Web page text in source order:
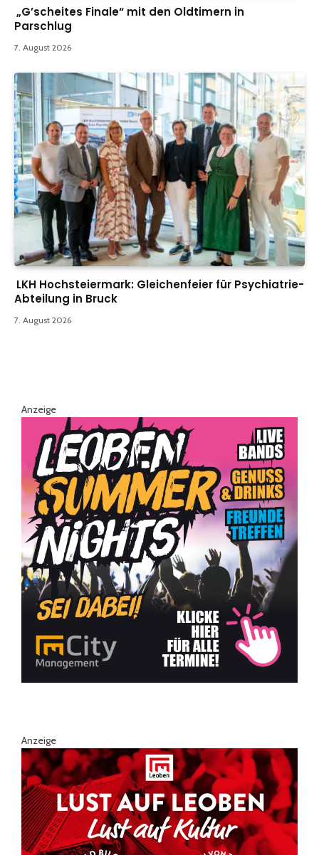
„G’scheites Finale“ mit den Oldtimern in
Parschlug
7. August 2026
LKH Hochsteiermark: Gleichenfeier für Psychiatrie-
Abteilung in Bruck
7. August 2026
Anzeige
Anzeige